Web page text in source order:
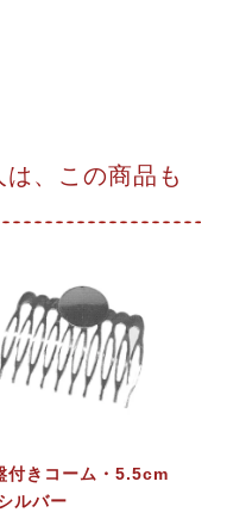
、この商品も
付きコーム・5.5cm
ルバー